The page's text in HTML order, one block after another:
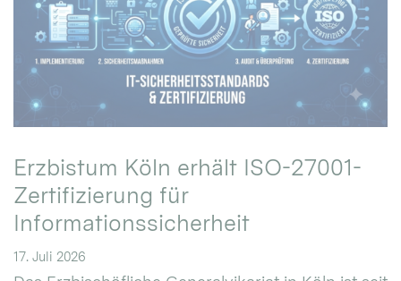
Erzbistum Köln erhält ISO-27001-
Zertifizierung für
Informationssicherheit
17. Juli 2026